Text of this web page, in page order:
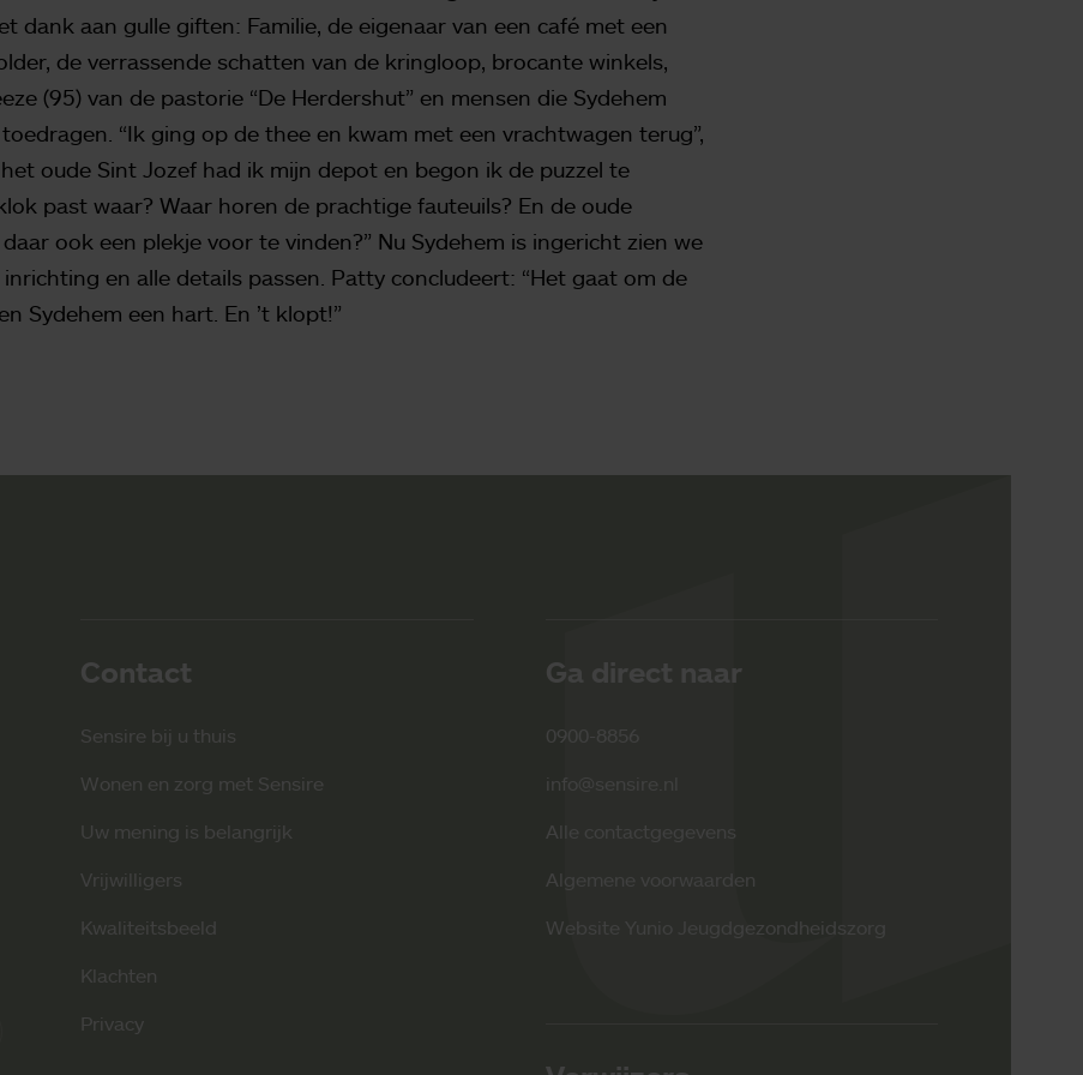
dank aan gulle giften: Familie, de eigenaar van een café met een
de verrassende schatten van de kringloop, brocante winkels,
(95) van de pastorie “De Herdershut” en mensen die Sydehem
“Ik ging op de thee en kwam met een vrachtwagen terug”,
oude Sint Jozef had ik mijn depot en begon ik de puzzel te
past waar? Waar horen de prachtige fauteuils? En de oude
ook een plekje voor te vinden?” Nu Sydehem is ingericht zien we
en alle details passen. Patty concludeert: “Het gaat om de
Sydehem een hart. En ’t klopt!”
Contact
Sensire bij u thuis
Wonen en zorg met Sensire
Uw mening is belangrijk
Vrijwilligers
Kwaliteitsbeeld
Klachten
Privacy
Ga direct naar
0900-8856
info@sensire.nl
Alle contactgegevens
Algemene voorwaarden
Website Yunio Jeugdgezondheidszorg